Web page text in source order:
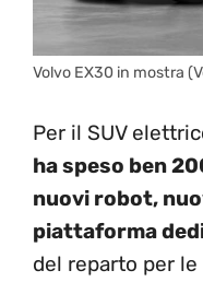
Volvo EX30 in mostra
Per il SUV
ha speso ben
nuovi robot,
piattaforma
del reparto per